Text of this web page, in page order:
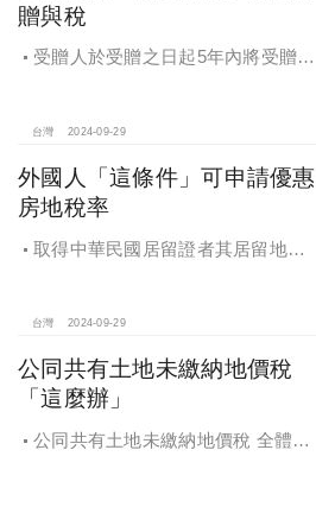
贈與稅
受贈人於受贈之日起5年內將受贈之
台灣 2024-09-29
外國人「這條件」可申請優惠
房地稅率
取得中華民國居留證者其居留地址
台灣 2024-09-29
公同共有土地未繳納地價稅
「這麼辦」
公同共有土地未繳納地價稅 全體公